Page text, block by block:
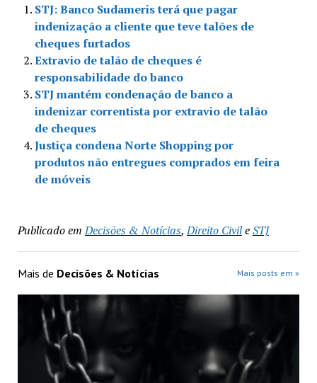
STJ: Banco Sudameris terá que pagar
indenização a cliente que teve talões de
cheques furtados
Extravio de talão de cheques é
responsabilidade do banco
STJ mantém condenação de banco a
indenizar correntista por extravio de talão
de cheques
Justiça condena Norte Shopping por
produtos não entregues comprados em feira
de móveis
Publicado em Decisões & Notícias,Direito CivileSTJ
Mais de Decisões & Notícias Mais posts em »